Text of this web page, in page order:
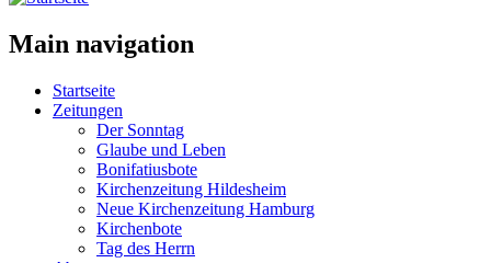
Main navigation
Startseite
Zeitungen
Der Sonntag
Glaube und Leben
Bonifatiusbote
Kirchenzeitung Hildesheim
Neue Kirchenzeitung Hamburg
Kirchenbote
Tag des Herrn